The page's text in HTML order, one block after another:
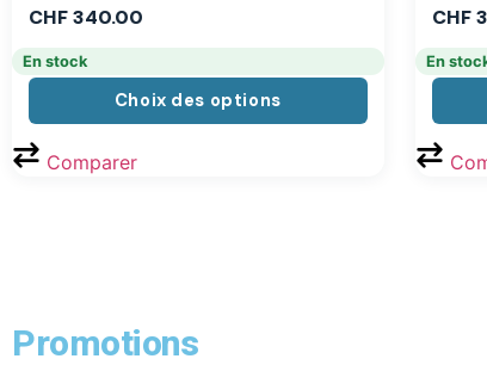
CHF340.00
En stock
Choix des options
Comparer
CHF
En
Promotions